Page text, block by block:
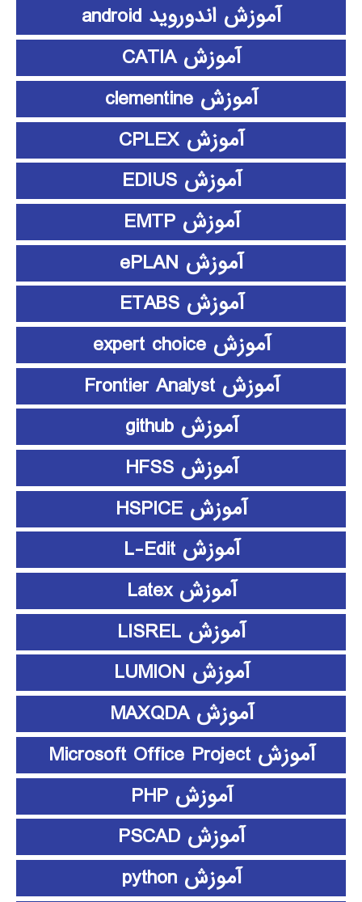
آموزش اندوروید android
آموزش CATIA
آموزش clementine
آموزش CPLEX
آموزش EDIUS
آموزش EMTP
آموزش ePLAN
آموزش ETABS
آموزش expert choice
آموزش Frontier Analyst
آموزش github
آموزش HFSS
آموزش HSPICE
آموزش L-Edit
آموزش Latex
آموزش LISREL
آموزش LUMION
آموزش MAXQDA
آموزش Microsoft Office Project
آموزش PHP
آموزش PSCAD
آموزش python